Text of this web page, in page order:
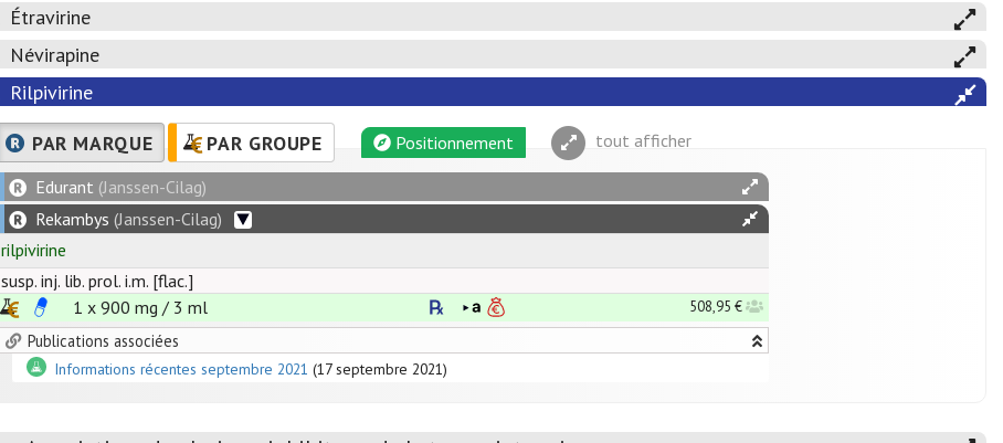
Étravirine
Névirapine
Rilpivirine
PAR MARQUE
PAR GROUPE Positionnement tout afficher
Edurant (Janssen-Cilag)
Rekambys (Janssen-Cilag)
rilpivirine
susp. inj. lib. prol. i.m. [flac.]
1 x 900 mg / 3 ml 508,95 €
Publications associées
Informations récentes septembre 2021 (17 septembre 2021)